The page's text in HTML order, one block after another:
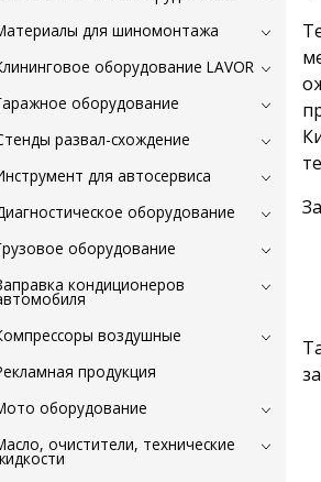
для шиномонтажа
оборудование LAVOR
оборудование
развал-схождение
для автосервиса
оборудование
оборудование
кондиционеров
воздушные
продукция
оборудование
очистители, технические